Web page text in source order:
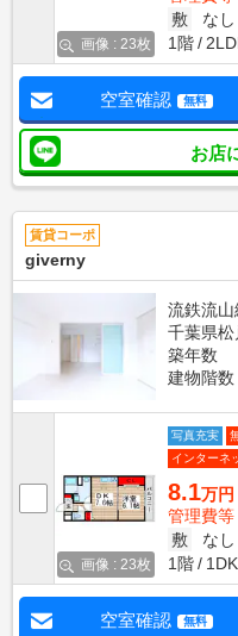
画像 : 23枚
敷
なし
1階
空室確認 無料
お店
賃貸コーポ
giverny
流鉄流
千葉県松
築年数
建物階数
画像 : 23枚
写真充実
インターネ
8.1万円
管理費
敷
なし
1階
1DK
空室確認 無料